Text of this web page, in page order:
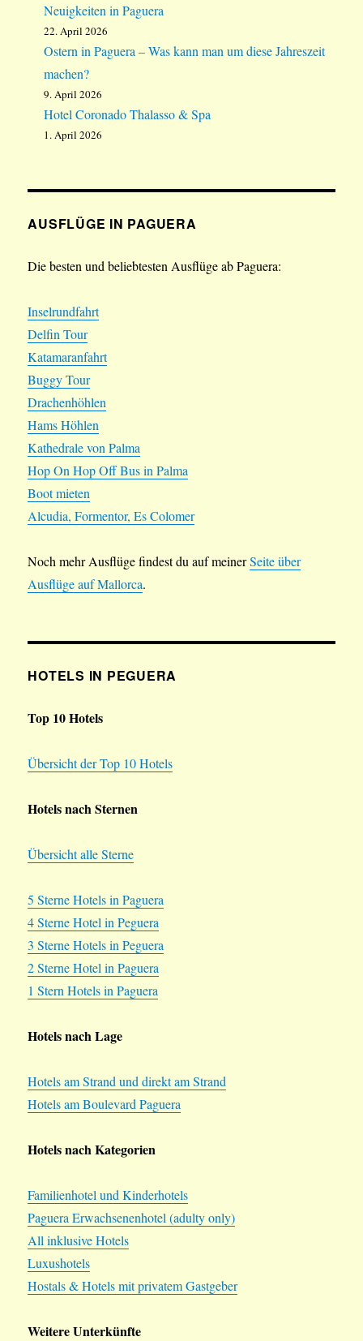
Neuigkeiten in Paguera
22. April 2026
Ostern in Paguera – Was kann man um diese Jahreszeit
machen?
9. April 2026
Hotel Coronado Thalasso & Spa
1. April 2026
AUSFLÜGE IN PAGUERA
Die besten und beliebtesten Ausflüge ab Paguera:
Inselrundfahrt
Delfin Tour
Katamaranfahrt
Buggy Tour
Drachenhöhlen
Hams Höhlen
Kathedrale von Palma
Hop On Hop Off Bus in Palma
Boot mieten
Alcudia, Formentor, Es Colomer
Noch mehr Ausflüge findest du auf meinerSeite über
Ausflüge auf Mallorca.
HOTELS IN PEGUERA
Top 10 Hotels
Übersicht der Top 10 Hotels
Hotels nach Sternen
Übersicht alle Sterne
5 Sterne Hotels in Paguera
4 Sterne Hotel in Peguera
3 Sterne Hotels in Peguera
2 Sterne Hotel in Paguera
1 Stern Hotels in Paguera
Hotels nach Lage
Hotels am Strand und direkt am Strand
Hotels am Boulevard Paguera
Hotels nach Kategorien
Familienhotel und Kinderhotels
Paguera Erwachsenenhotel (adulty only)
All inklusive Hotels
Luxushotels
Hostals & Hotels mit privatem Gastgeber
Weitere Unterkünfte